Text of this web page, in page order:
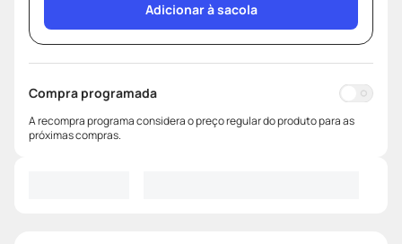
Adicionar à sacola
Compra programada
A recompra programa considera o preço regular do produto para as
próximas compras.